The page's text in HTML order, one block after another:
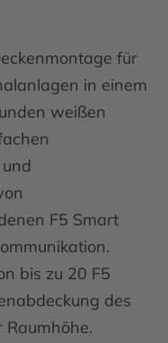
für
in einem
weißen
F5 Smart
bis zu 20 F5
des